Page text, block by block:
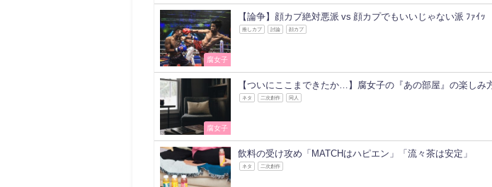
腐女子
【論争】顔カプ絶対悪派 vs 顔カプでもいいじゃない派 ﾌｧｲｯ
推しカプ 討論 顔カプ
腐女子
【ついにここまできたか…】腐女子の『あの部屋』の楽しみ
ネタ 二次創作 同人
飲料の受け攻め「MATCHはハピエン」「流々茶は安定」
ネタ 二次創作